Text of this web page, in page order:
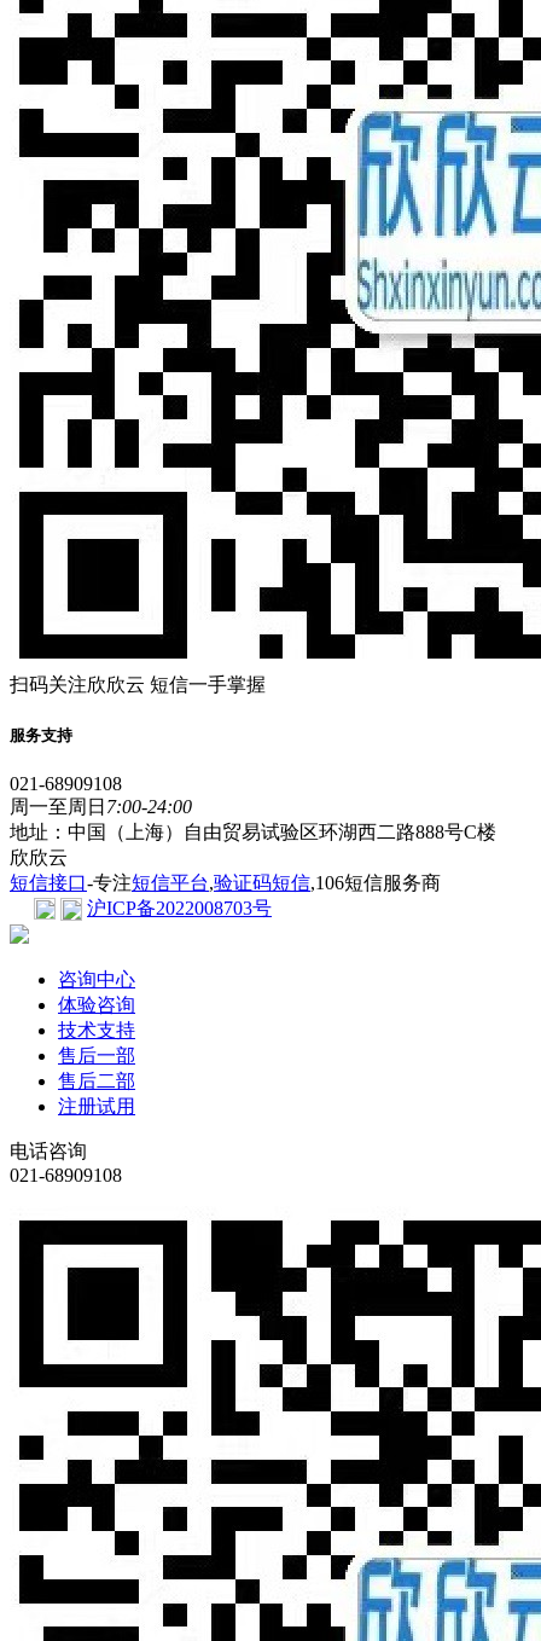
扫码关注欣欣云 短信一手掌握
服务支持
021-68909108
周一至周日 7:00-24:00
地址：中国（上海）自由贸易试验区环湖西二路888号C楼
欣欣云
短信接口-专注短信平台,验证码短信,106短信服务商
沪ICP备2022008703号
咨询中心
体验咨询
技术支持
售后一部
售后二部
注册试用
电话咨询
021-68909108